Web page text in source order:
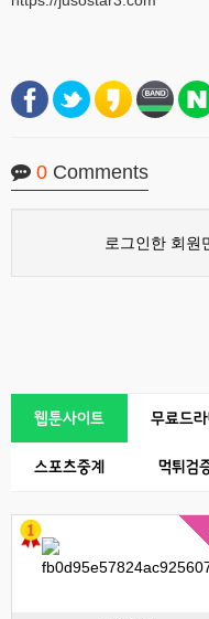
0 Comments
로그인한 회원
웹툰사이트 무료드
스포츠중계 먹튀검